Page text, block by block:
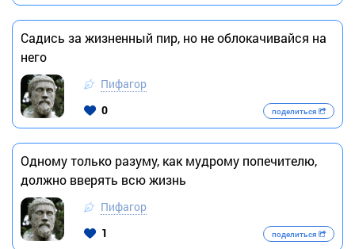
Садись за жизненный пир, но не облокачивайся на
него
Пифагор
0
поделиться
Одному только разуму, как мудрому попечителю,
должно вверять всю жизнь
Пифагор
1
поделиться